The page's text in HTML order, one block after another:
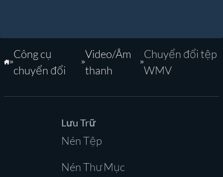
Trang Chủ
Công cụ
chuyển đổi
Video/Âm
thanh
Chuyển đổi tệp
WMV
Lưu Trữ
Nén Tệp
Nén Thư Mục